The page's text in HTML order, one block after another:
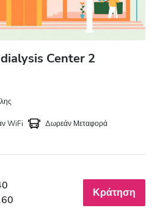
Center 2
WiFi
Δωρεάν Μεταφορά
Κράτηση